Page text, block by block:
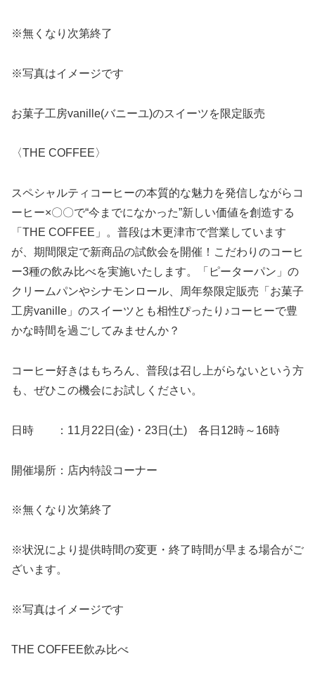
※無くなり次第終了
※写真はイメージです
お菓子工房vanille(バニーユ)のスイーツを限定販売
〈THE COFFEE〉
スペシャルティコーヒーの本質的な魅力を発信しながらコ
ーヒー×〇〇で“今までになかった”新しい価値を創造する
「THE COFFEE」。普段は木更津市で営業しています
が、期間限定で新商品の試飲会を開催！こだわりのコーヒ
ー3種の飲み比べを実施いたします。「ピーターパン」の
クリームパンやシナモンロール、周年祭限定販売「お菓子
工房vanille」のスイーツとも相性ぴったり♪コーヒーで豊
かな時間を過ごしてみませんか？
コーヒー好きはもちろん、普段は召し上がらないという方
も、ぜひこの機会にお試しください。
日時 ：11月22日(金)・23日(土) 各日12時～16時
開催場所：店内特設コーナー
※無くなり次第終了
※状況により提供時間の変更・終了時間が早まる場合がご
ざいます。
※写真はイメージです
THE COFFEE飲み比べ